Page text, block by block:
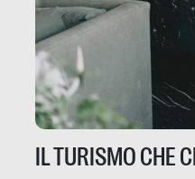
IL TURISMO CHE